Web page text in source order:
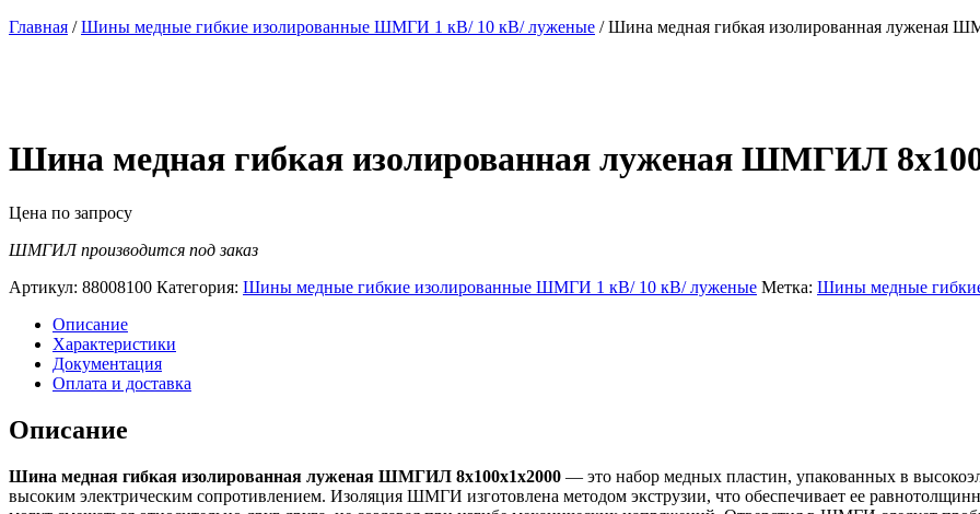
Главная /Шины медные гибкие изолированные ШМГИ 1 кВ/ 10 кВ/ луженые / Шина медная гибкая изолированная луженая
Шина медная гибкая изолированная луженая ШМГИЛ
Цена по запросу
ШМГИЛ производится под заказ
Артикул: 88008100 Категория: Шины медные гибкие изолированные ШМГИ 1 кВ/ 10 кВ/ луженые Метка: Шины медные
Описание
Характеристики
Документация
Оплата и доставка
Описание
Шина медная гибкая изолированная луженая ШМГИЛ 8х100х1х2000 — это набор медных пластин, упакованных в
высоким электрическим сопротивлением. Изоляция ШМГИ изготовлена методом экструзии, что обеспечивает ее